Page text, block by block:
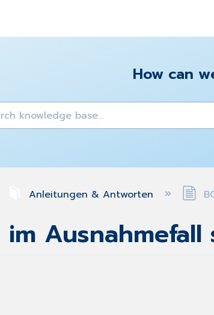
How can
hierarchy
Anleitungen & Antworten
im